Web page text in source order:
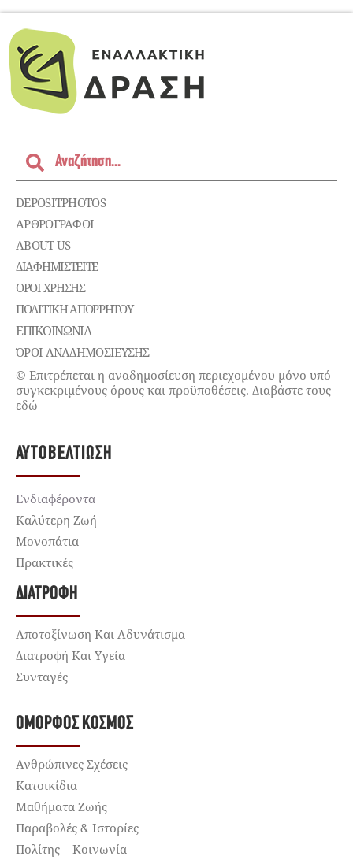
DEPOSITPHOTOS
ΑΡΘΡΟΓΡΑΦΟΙ
ABOUT US
ΔΙΑΦΗΜΙΣΤΕΊΤΕ
ΌΡΟΙ ΧΡΉΣΗΣ
ΠΟΛΙΤΙΚΉ ΑΠΟΡΡΉΤΟΥ
ΕΠΙΚΟΙΝΩΝΊΑ
ΌΡΟΙ ΑΝΑΔΗΜΟΣΙΕΥΣΗΣ
© Επιτρέπεται η αναδημοσίευση περιεχομένου μόνο υπό
συγκεκριμένους όρους και προϋποθέσεις. Διαβάστε τους
εδώ
ΑΥΤΟΒΕΛΤΊΩΣΗ
Ενδιαφέροντα
Καλύτερη Ζωή
Μονοπάτια
Πρακτικές
ΔΙΑΤΡΟΦΉ
Αποτοξίνωση Και Αδυνάτισμα
Διατροφή Και Υγεία
Συνταγές
ΌΜΟΡΦΟΣ ΚΌΣΜΟΣ
Ανθρώπινες Σχέσεις
Κατοικίδια
Μαθήματα Ζωής
Παραβολές & Ιστορίες
Πολίτης – Κοινωνία